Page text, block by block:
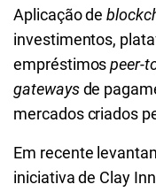
Aplicação de
investimentos,
empréstimospeer-
gatewaysde
mercados criados
Em recente
iniciativa de Clay